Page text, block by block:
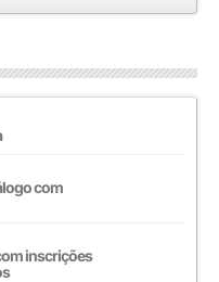
com
inscrições